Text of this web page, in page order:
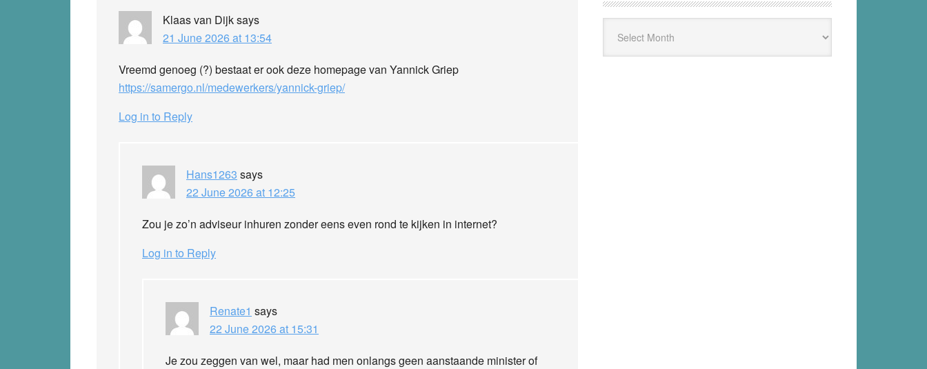
Klaas van Dijksays
21 June 2026 at 13:54
Vreemd genoeg (?) bestaat er ook deze homepage van Yannick Griep
https://samergo.nl/medewerkers/yannick-griep/
Log in to Reply
Hans1263 says
22 June 2026 at 12:25
Zou je zo’n adviseur inhuren zonder eens even rond te kijken in internet?
Log in to Reply
Renate1 says
22 June 2026 at 15:31
Je zou zeggen van wel, maar had men onlangs geen aanstaande minister of
Kloptdatwel.nl